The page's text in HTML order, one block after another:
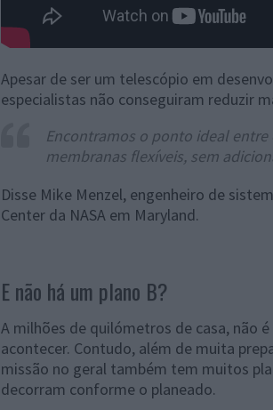
Apesar de ser um telescópio em
especialistas não conseguiram reduzir
Encontramos o ponto ideal
membranas flexíveis, sem
Disse Mike Menzel, engenheiro de
Center da NASA em Maryland.
E não há um plano B?
A milhões de quilómetros de casa, não
acontecer. Contudo, além de muita
missão no geral também tem muitos
decorram conforme o planeado.